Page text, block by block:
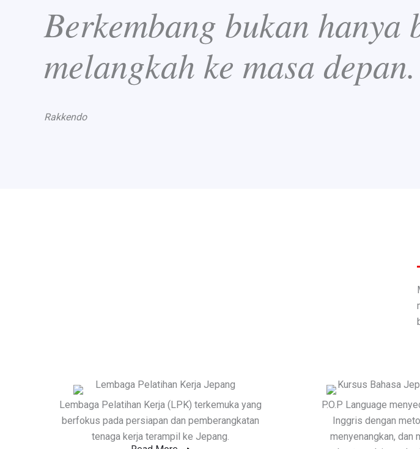
Berkembang bukan
melangkah ke masa depan.
Rakkendo
Lembaga Pelatihan Kerja (LPK) terkemuka yang
berfokus pada persiapan dan pemberangkatan
tenaga kerja terampil ke Jepang.
P.O.P Language
Inggris dengan
menyenangkan, dan